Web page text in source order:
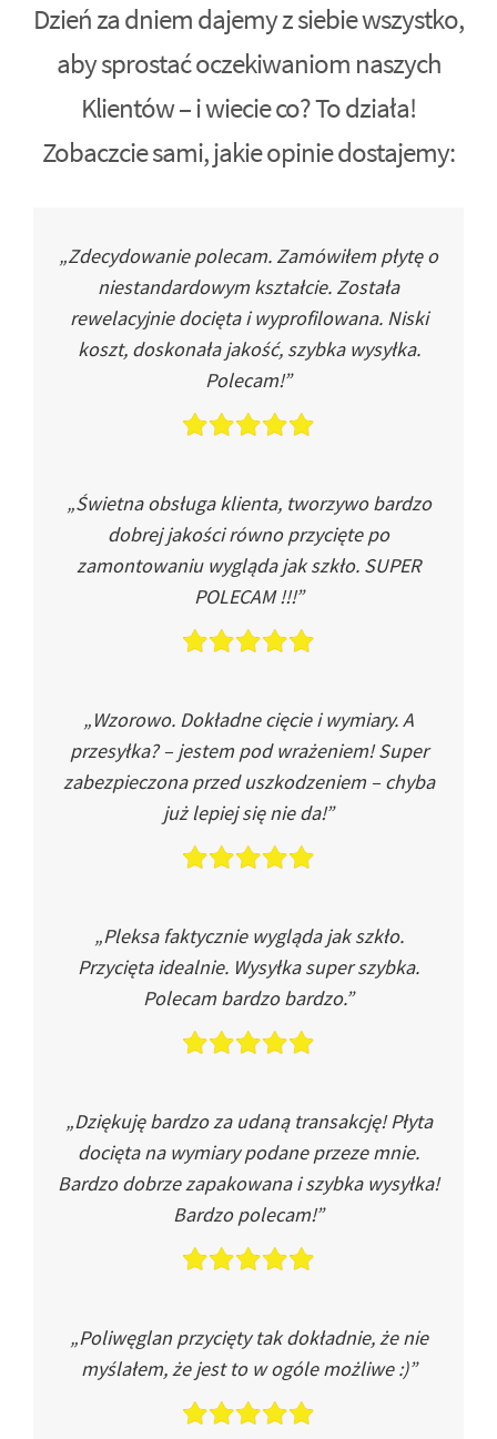
Dzień za dniem dajemy z siebie wszystko,
aby sprostać oczekiwaniom naszych
Klientów – i wiecie co? To działa!
Zobaczcie sami, jakie opinie dostajemy:
„Zdecydowanie polecam. Zamówiłem płytę o
niestandardowym kształcie. Została
rewelacyjnie docięta i wyprofilowana. Niski
koszt, doskonała jakość, szybka wysyłka.
Polecam!”
„Świetna obsługa klienta, tworzywo bardzo
dobrej jakości równo przycięte po
zamontowaniu wygląda jak szkło. SUPER
POLECAM !!!”
„Wzorowo. Dokładne cięcie i wymiary. A
przesyłka? – jestem pod wrażeniem! Super
zabezpieczona przed uszkodzeniem – chyba
już lepiej się nie da!”
„Pleksa faktycznie wygląda jak szkło.
Przycięta idealnie. Wysyłka super szybka.
Polecam bardzo bardzo.”
„Dziękuję bardzo za udaną transakcję! Płyta
docięta na wymiary podane przeze mnie.
Bardzo dobrze zapakowana i szybka wysyłka!
Bardzo polecam!”
„Poliwęglan przycięty tak dokładnie, że nie
myślałem, że jest to w ogóle możliwe :)”